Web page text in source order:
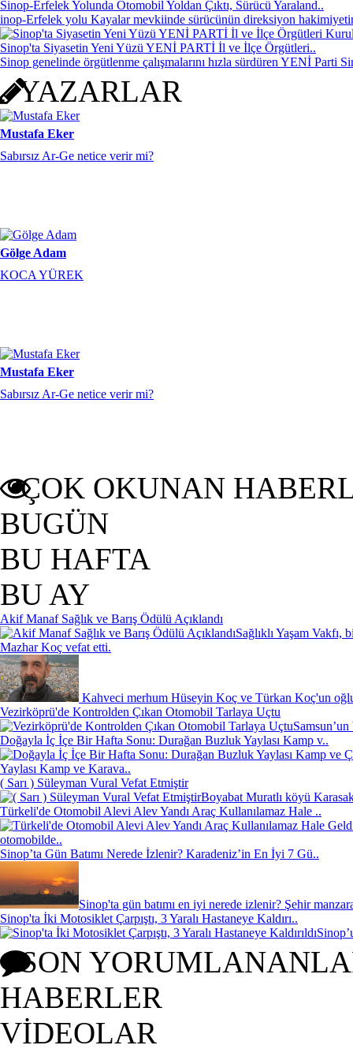
Sinop-Erfelek Yolunda Otomobil Yoldan Çıktı, Sürücü Yaraland..
inop-Erfelek yolu Kayalar mevkiinde sürücünün direksiyon
Sinop'ta Siyasetin Yeni Yüzü YENİ PARTİ İl ve İlçe Örgütleri..
Sinop genelinde örgütlenme çalışmalarını hızla sürdüren YENİ Parti
YAZARLAR
Gölge Adam
KOCA YÜREK
Mustafa Eker
Sabırsız Ar-Ge netice verir mi?
Gölge Adam
KOCA YÜREK
Mustafa Eker
Sabırsız Ar-Ge netice verir mi?
ÇOK OKUNAN
BUGÜN
BU HAFTA
BU AY
Akif Manaf Sağlık ve Barış Ödülü Açıklandı
Sağlıklı Yaşam Vakfı,
Mazhar Koç vefat etti.
Kahveci merhum Hüseyin Koç ve Türkan Koç'un
Vezirköprü'de Kontrolden Çıkan Otomobil Tarlaya Uçtu
Doğayla İç İçe Bir Hafta Sonu: Durağan Buzluk Yaylası Kamp v..
Yaylası Kamp ve Karava..
( Sarı ) Süleyman Vural Vefat Etmiştir
Boyabat Muratlı köyü
Türkeli'de Otomobil Alevi Alev Yandı Araç Kullanılamaz Hale ..
otomobilde..
Sinop’ta Gün Batımı Nerede İzlenir? Karadeniz’in En İyi 7 Gü..
Sinop'ta gün batımı en iyi nerede izlenir? Şehir
Sinop'ta İki Motosiklet Çarpıştı, 3 Yaralı Hastaneye Kaldırı..
SON
HABERLER
VİDEOLAR